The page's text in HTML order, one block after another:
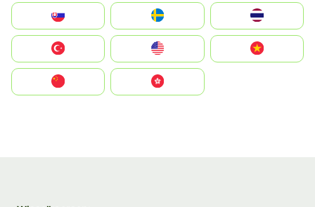
United States
中國香港特別行政區